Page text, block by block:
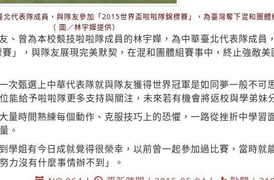
代表隊成員，與隊友參加「2015世界盃啦啦隊錦標賽」，為臺灣奪下混和團體
（ 圖／林宇嬅提供）
、曾為本校競技啦啦隊成員的林宇嬅，為中華臺北代表隊成員
」，與隊友展現完美默契，在混和團體組賽事中，終止強敵美
次甄選上中華代表隊就與隊友獲得世界冠軍是如同夢一般不可
能給予啦啦隊更多支持與關注，未來若有機會將返校與學弟妹
量時間熟練每個動作、克服技巧上的恐懼，一路從挫折中學習
。
學姐有今日成就覺得很榮幸，以前曾一起參加過比賽，當時就
力沒有什麼事情辦不到」。